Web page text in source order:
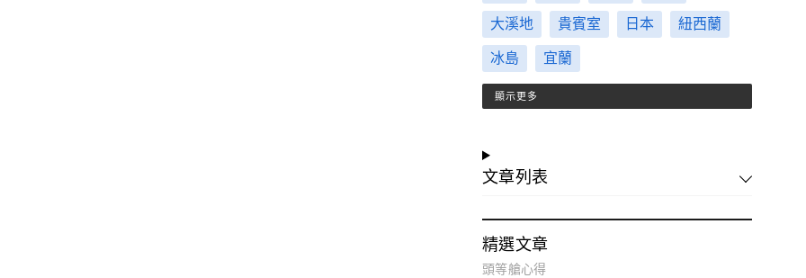
大溪地
貴賓室 日本
紐西蘭
冰島
宜蘭
顯示更多
文章列表
精選文章
頭等艙心得